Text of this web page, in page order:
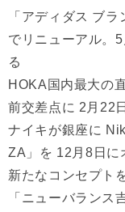
「アディダス ブ
でリニューアル。
る
HOKA国内最大の
前交差点に 2月22
ナイキが銀座に
ZA」を 12月8日に
新たなコンセプト
「ニューバランス